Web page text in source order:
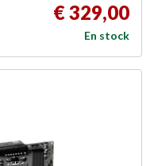
€ 329,00
En stock